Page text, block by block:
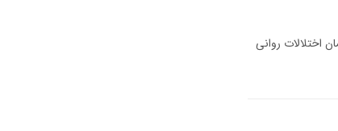
اختلالات روانی